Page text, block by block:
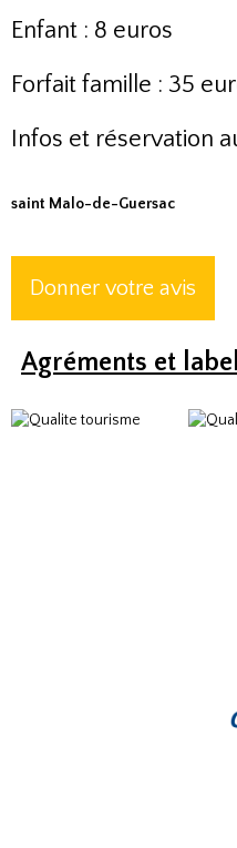
Enfant : 8 euros
Forfait famille : 35
Infos et réservation
saint Malo-de-Guersac
Donner votre avis
Agréments et